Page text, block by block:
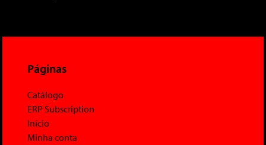
Páginas
Catálogo
ERP Subscription
Início
Minha conta